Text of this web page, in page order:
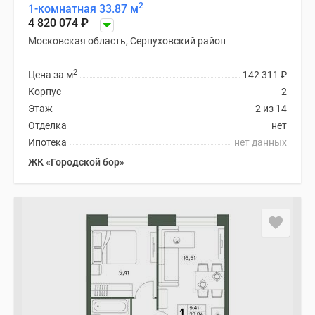
1-комнатная 33.87 м2
4 820 074 ₽
Московская область, Серпуховский район
142 311 ₽
Цена за м2
2
Корпус
2 из 14
Этаж
нет
Отделка
нет данных
Ипотека
ЖК «Городской бор»